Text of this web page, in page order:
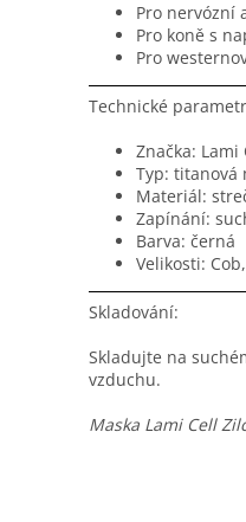
Pro nervózní
Pro koně s
Pro
Technické
Značka: Lami
Typ: titanová
Materiál:
Zapínání:
Barva: černá
Velikosti:
Skladování:
Skladujte na
vzduchu.
Maska Lami Cell